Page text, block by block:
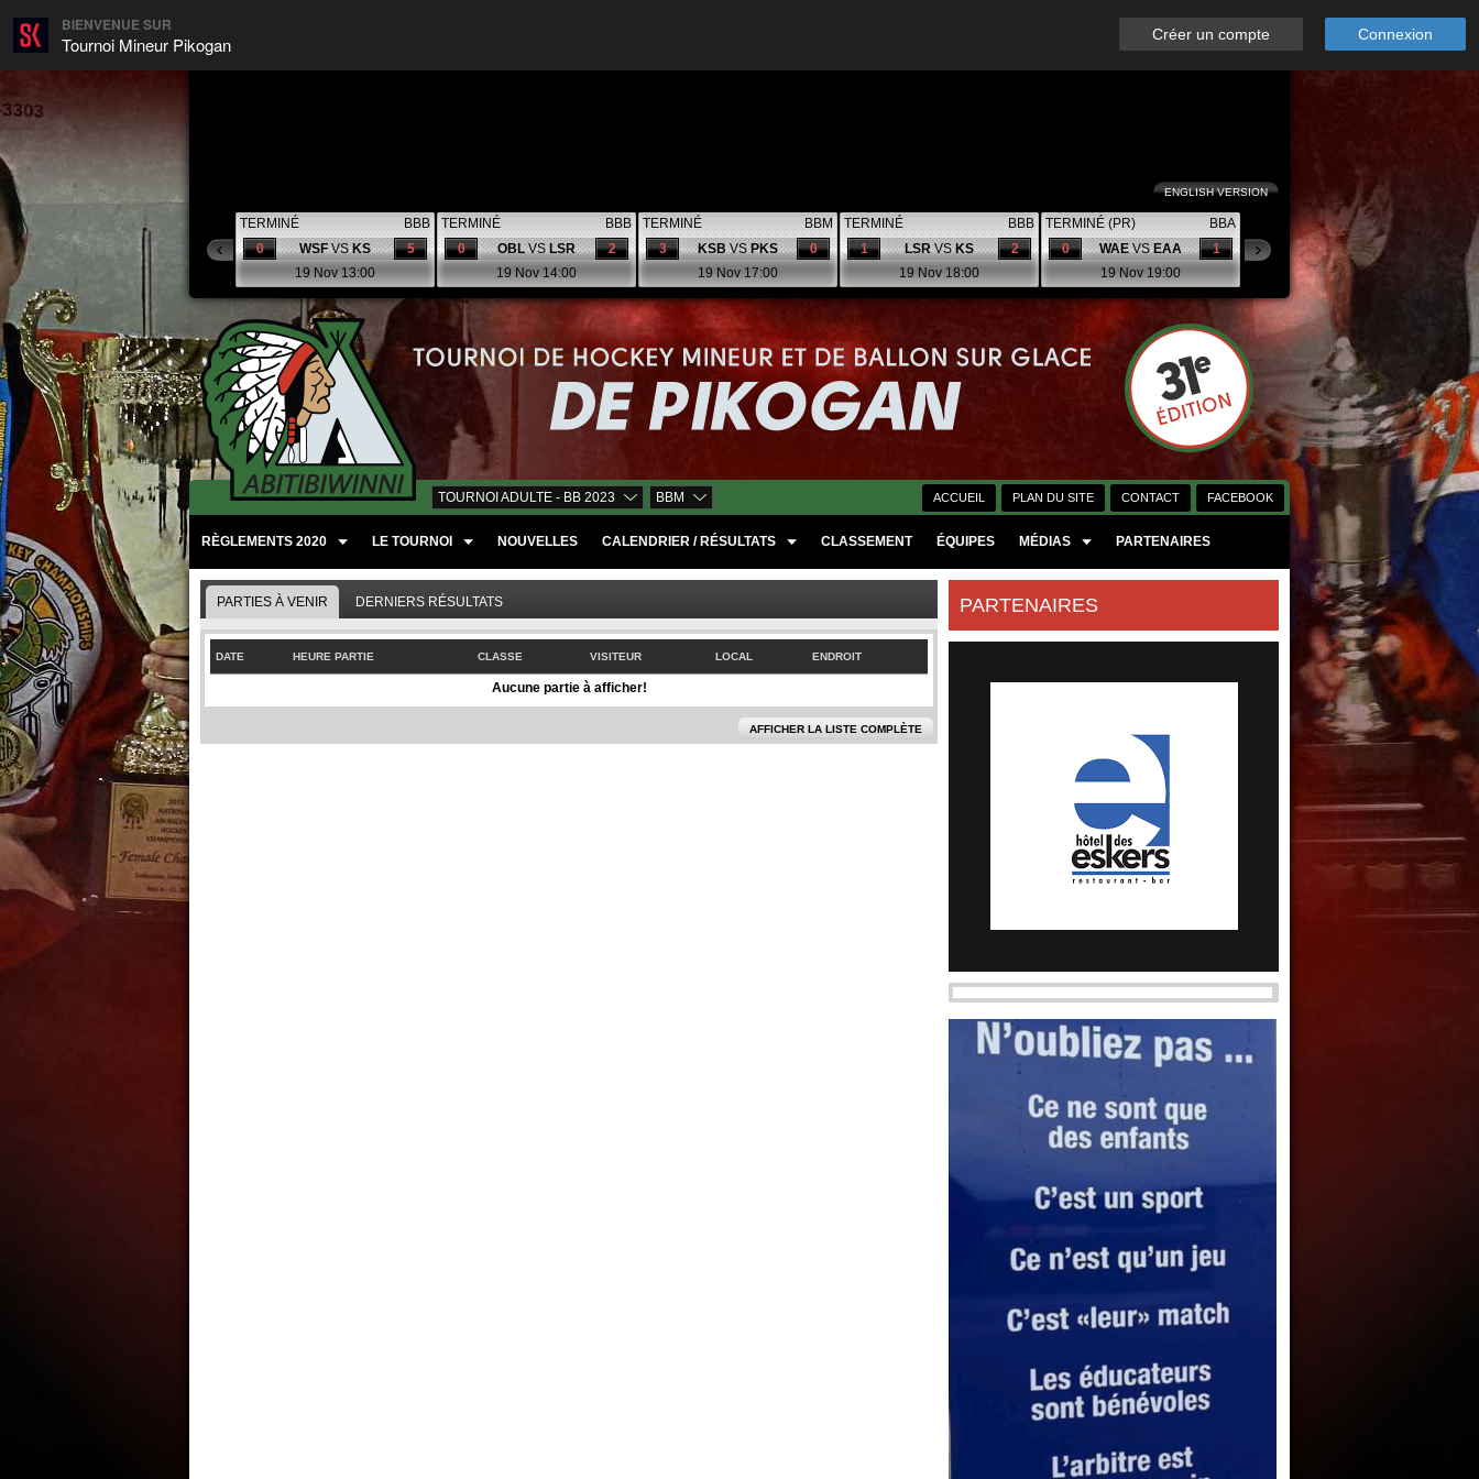
BIENVENUE SUR
Tournoi Mineur Pikogan Connexion
Créer un compte
ENGLISH VERSION
TERMINÉ
BBB
5
0 WSFVSKS
19 Nov 13:00
TERMINÉ
BBB
2
0 OBLVSLSR
19 Nov 14:00
TERMINÉ
BBM
0
3 KSBVSPKS
19 Nov 17:00
TERMINÉ
BBB
2
1 LSRVSKS
19 Nov 18:00
TERMINÉ (PR)
BBA
1
0 WAEVSEAA
19 Nov 19:00
FACEBOOK
CONTACT
PLAN DU SITE
ACCUEIL
TOURNOI ADULTE - BB 2023 BBM
RÈGLEMENTS 2020 LE TOURNOI NOUVELLES CALENDRIER / RÉSULTATS CLASSEMENT ÉQUIPES MÉDIAS PARTENAIRES
PARTIES À VENIR DERNIERS RÉSULTATS
DATE HEURE PARTIE CLASSE VISITEUR LOCAL ENDROIT
Aucune partie à afficher!
AFFICHER LA LISTE COMPLÈTE
PARTENAIRES